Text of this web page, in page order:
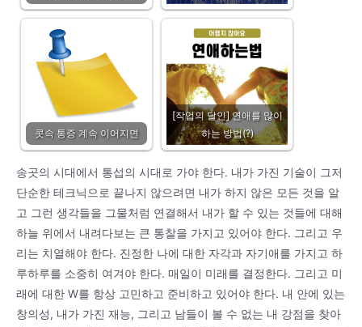
콧속 통증 계속 이어지면
[작업의 달인] 연애를 많이
하는 방법(?)
송곳의 시대에서 통섭의 시대로 가야 한다. 내가 가진 기술이 그저
단순한 테크닉으로 끝나지 않으려면 내가 하지 않은 모든 것을 알
고 그런 생각들을 그물처럼 연결해서 내가 할 수 있는 것들에 대해
하늘 위에서 내려다보는 큰 통찰을 가지고 있어야 한다. 그리고 우
리는 치열해야 한다. 진정한 나에 대한 자각과 자기애를 가지고 하
루하루를 소중히 여겨야 한다. 매일이 미래를 결정한다. 그리고 미
래에 대한 W를 항상 고민하고 준비하고 있어야 한다. 내 안에 있는
창의성, 내가 가진 재능, 그리고 남들이 볼 수 없는 내 강점을 찾아